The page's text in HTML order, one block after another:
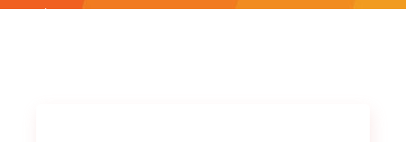
Hit !